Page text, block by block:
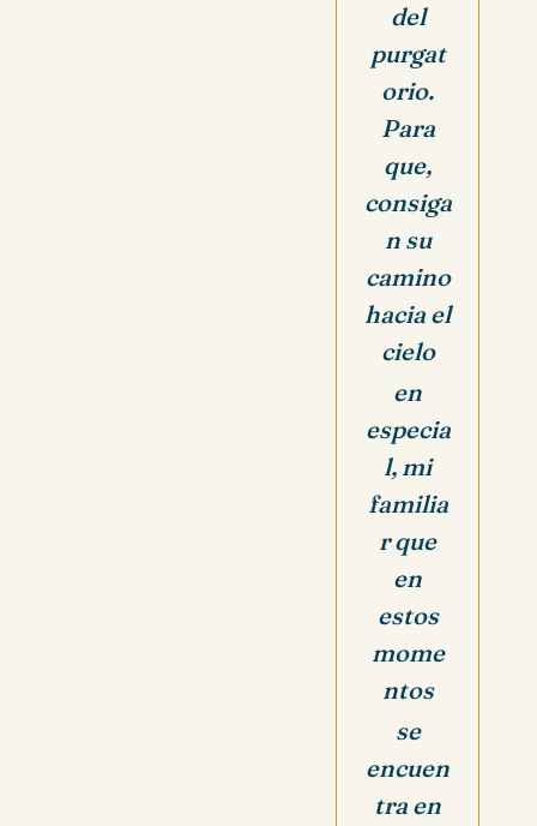
del
purgat
orio.
Para
que,
consiga
n su
camino
hacia el
cielo
en
especia
l, mi
familia
r que
en
estos
mome
ntos
se
encuen
tra en